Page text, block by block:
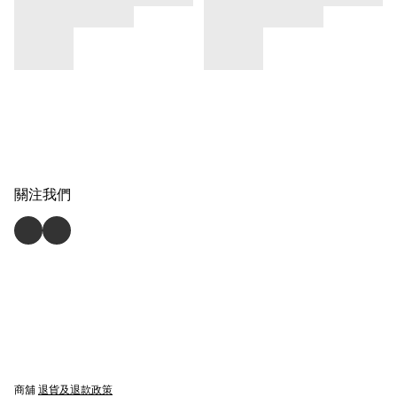
關注我們
商舖 退貨及退款政策